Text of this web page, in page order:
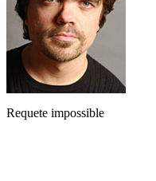
Requete impossible